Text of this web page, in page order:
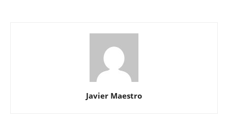
Javier Maestro